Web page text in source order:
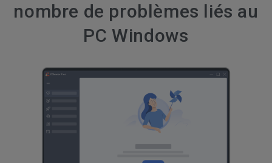
nombre de problèmes liés au
PC Windows